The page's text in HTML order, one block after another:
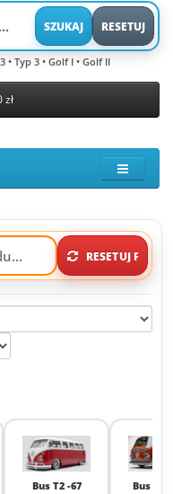
SZUKAJ RESETUJ
• Typ 3 • Golf I • Golf II
RESETUJ FILTRY
Bus T2 -67 Bus T2